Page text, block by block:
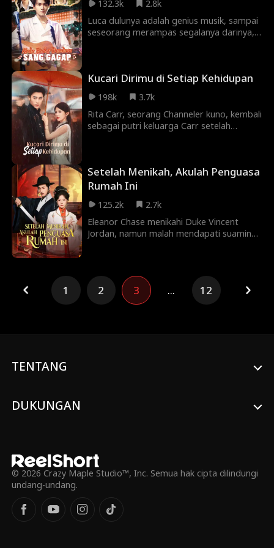
terkalahkan, membalas dendam dan
menyelesaikan urusan.
132.3k
2.8k
Luca dulunya adalah genius musik, sampai
seseorang merampas segalanya darinya,
mengkhianatinya. Kali ini, suaranya akan
Kucari Dirimu di Setiap Kehidupan
198k
3.7k
Rita Carr, seorang Channeler kuno, kembali
sebagai putri keluarga Carr setelah
mematahkan belenggu takdir, mencapai
kebangkitan jati diri, dan akhirnya
dengan Louie Bale, pemimpin muda
Sindikat Aegis, dalam sebuah legenda
yang melampaui waktu.
Setelah Menikah, Akulah Penguasa
Rumah Ini
125.2k
2.7k
Eleanor Chase menikahi Duke Vincent
Jordan, namun malah mendapati suaminya
piawai menangani drama keluarga,
provokasi selir, dan tipu daya iparnya.
Sebagai nyonya rumah yang sah, sudah
1 2 3 ... 12
TENTANG
DUKUNGAN
© 2026 Crazy Maple Studio™, Inc. Semua hak cipta dilindungi
undang-undang.